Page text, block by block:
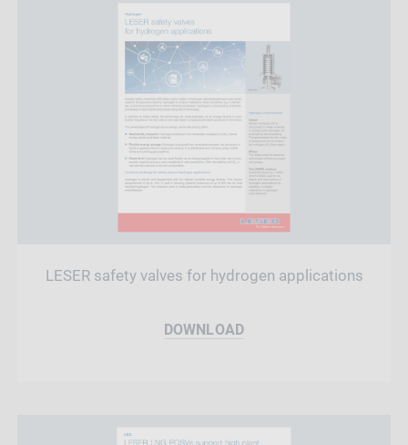
LESER safety valves for hydrogen applications
DOWNLOAD